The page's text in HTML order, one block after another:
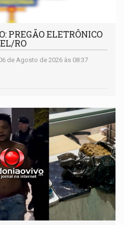
PREGÃO ELETRÔNICO
RO
de Agosto de 2026 às 08:37